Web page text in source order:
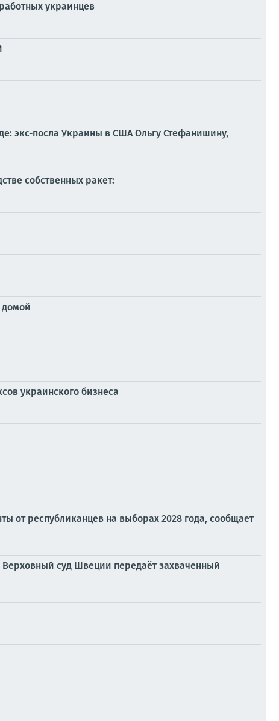
украинцев
экс-посла Украины в США Ольгу Стефанишину,
собственных ракет:
домой
украинского бизнеса
от республиканцев на выборах 2028 года, сообщает
суд Швеции передаёт захваченный